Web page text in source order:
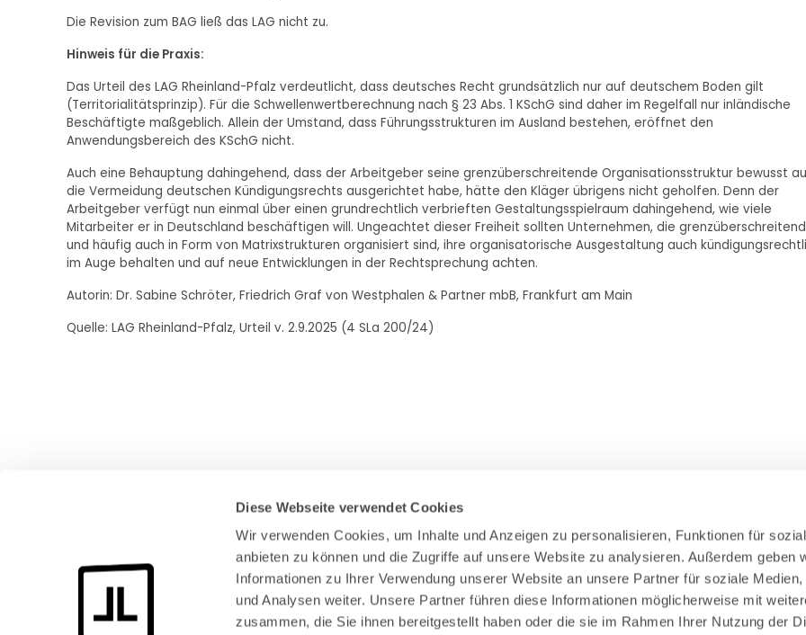
Diese Webseite verwendet Cookies
Wir verwenden Cookies, um Inhalte und Anzeigen zu personalisieren, Funktionen für
anbieten zu können und die Zugriffe auf unsere Website zu analysieren. Außerdem geben
Informationen zu Ihrer Verwendung unserer Website an unsere Partner für soziale Medien,
und Analysen weiter. Unsere Partner führen diese Informationen möglicherweise mit
zusammen, die Sie ihnen bereitgestellt haben oder die sie im Rahmen Ihrer Nutzung der
Die Revision zum BAG ließ das LAG nicht zu.
Hinweis für die Praxis:
Das Urteil des LAG Rheinland-Pfalz verdeutlicht, dass deutsches Recht grundsätzlich nur auf deutschem Boden gilt
(Territorialitätsprinzip). Für die Schwellenwertberechnung nach § 23 Abs. 1 KSchG sind daher im Regelfall nur inländische
Beschäftigte maßgeblich. Allein der Umstand, dass Führungsstrukturen im Ausland bestehen, eröffnet den
Anwendungsbereich des KSchG nicht.
Auch eine Behauptung dahingehend, dass der Arbeitgeber seine grenzüberschreitende Organisationsstruktur bewusst
die Vermeidung deutschen Kündigungsrechts ausgerichtet habe, hätte den Kläger übrigens nicht geholfen. Denn der
Arbeitgeber verfügt nun einmal über einen grundrechtlich verbrieften Gestaltungsspielraum dahingehend, wie viele
Mitarbeiter er in Deutschland beschäftigen will. Ungeachtet dieser Freiheit sollten Unternehmen, die grenzüberschreitend
und häufig auch in Form von Matrixstrukturen organisiert sind, ihre organisatorische Ausgestaltung auch
im Auge behalten und auf neue Entwicklungen in der Rechtsprechung achten.
Autorin: Dr. Sabine Schröter, Friedrich Graf von Westphalen & Partner mbB, Frankfurt am Main
Quelle: LAG Rheinland-Pfalz, Urteil v. 2.9.2025 (4 SLa 200/24)
Bundeskanzlerplatz 2
Zahlung & Versand
Rücksendungen/Widerrufsbelehrung
Muster Widerrufsformular (PDF)